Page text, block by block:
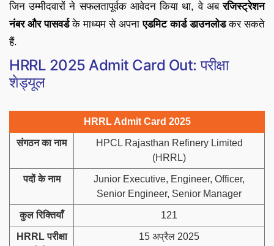
जिन उम्मीदवारों ने सफलतापूर्वक आवेदन किया था, वे अबरजिस्ट्रेशन
नंबर और पासवर्डके माध्यम से अपनाएडमिट कार्ड डाउनलोडकर सकते
हैं.
HRRL 2025 Admit Card Out: परीक्षा
शेड्यूल
HRRL Admit Card 2025
संगठन का नाम
HPCL Rajasthan Refinery Limited
(HRRL)
पदों के नाम
Junior Executive, Engineer, Officer,
Senior Engineer, Senior Manager
कुल रिक्तियाँ 121
HRRL परीक्षा
15 अप्रैल 2025